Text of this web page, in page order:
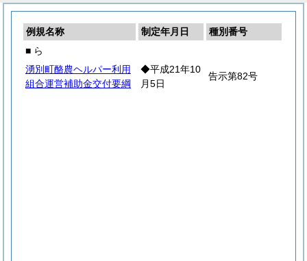
例規名称 制定年月日
種別番号
■ ら
湧別町酪農ヘルパー利用
組合運営補助金交付要綱
◆平成21年10
月5日
告示第82号